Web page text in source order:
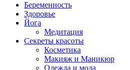
Беременность
Здоровье
Йога
Медитация
Секреты красоты
Косметика
Макияж и Маникюр
Одежда и мода